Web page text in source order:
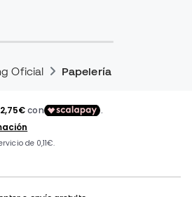
Oficial Papelería